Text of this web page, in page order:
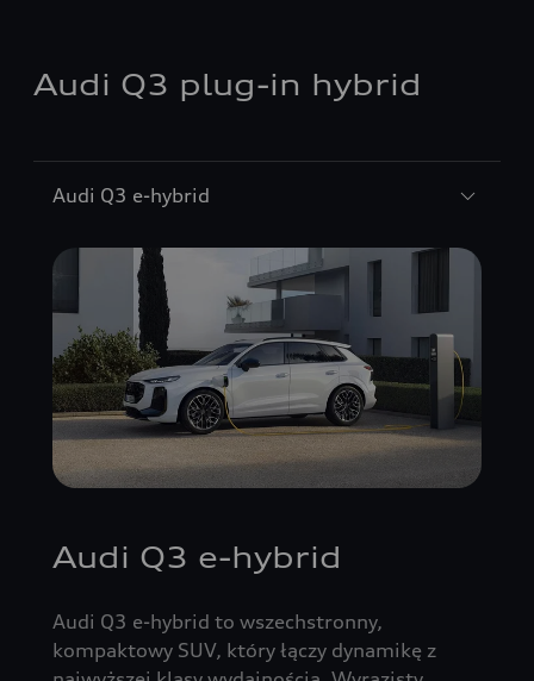
Audi Q3 plug-in hybrid
Audi Q3 e-hybrid
Audi Q3 e-hybrid
Audi Q3 e-hybrid to wszechstronny,
kompaktowy SUV, który łączy dynamikę z